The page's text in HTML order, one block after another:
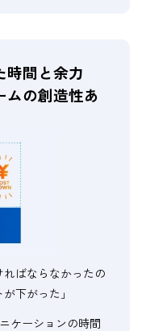
時間と余力
ムの創造性あ
ればならなかったの
下がった」
ケーションの時間